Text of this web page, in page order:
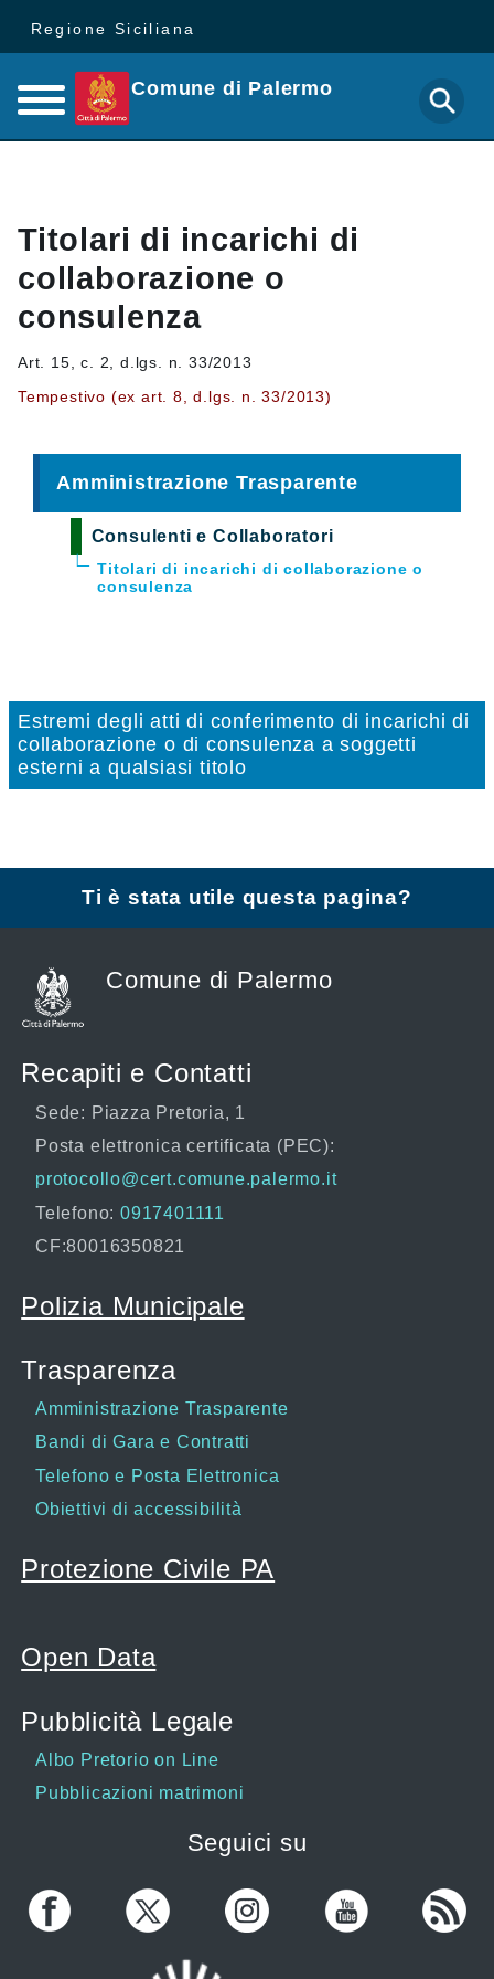
Regione Siciliana
Comune di Palermo
Titolari di incarichi di
collaborazione o
consulenza
Art. 15, c. 2, d.lgs. n. 33/2013
Tempestivo (ex art. 8, d.lgs. n. 33/2013)
Amministrazione Trasparente
Consulenti e Collaboratori
Titolari di incarichi di collaborazione o
consulenza
Estremi degli atti di conferimento di incarichi di
collaborazione o di consulenza a soggetti
esterni a qualsiasi titolo
Ti è stata utile questa pagina?
Comune di Palermo
Recapiti e Contatti
Sede: Piazza Pretoria, 1
Posta elettronica certificata (PEC):
protocollo@cert.comune.palermo.it
Telefono: 0917401111
CF:80016350821
Polizia Municipale
Trasparenza
Amministrazione Trasparente
Bandi di Gara e Contratti
Telefono e Posta Elettronica
Obiettivi di accessibilità
Protezione Civile PA
Open Data
Pubblicità Legale
Albo Pretorio on Line
Pubblicazioni matrimoni
Seguici su